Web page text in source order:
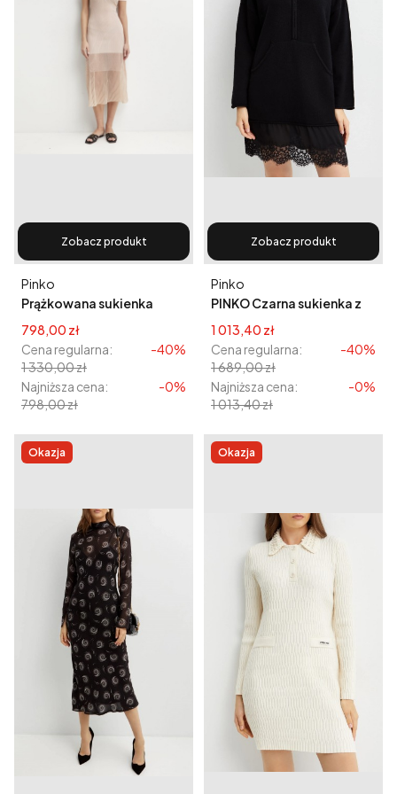
Zobacz produkt
Prążkowana sukienka
Producent
Pinko
Cena promocyjna
798,00 zł
Cena regularna:
1 330,00 zł
-40%
Najniższa cena:
798,00 zł
-0%
Zobacz produkt
PINKO Czarna sukienka z
Producent
Pinko
Cena promocyjna
1 013,40 zł
Cena regularna:
1 689,00 zł
-40%
Najniższa cena:
1 013,40 zł
-0%
Okazja Okazja